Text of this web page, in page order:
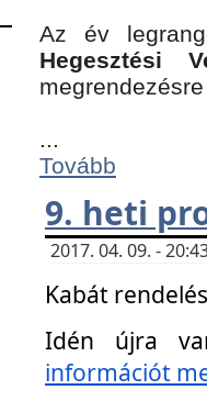
Az év
Hegesztési
...
Tovább
9. heti
2017. 04. 09. -
Kabát
Idén újra
információt